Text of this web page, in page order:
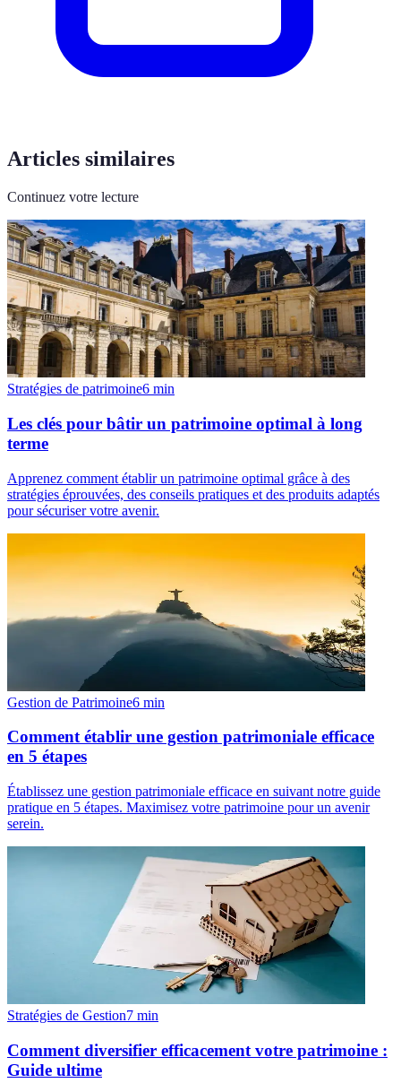
Articles similaires
Continuez votre lecture
Stratégies de patrimoine6 min
Les clés pour bâtir un patrimoine optimal à long
terme
Apprenez comment établir un patrimoine optimal grâce à des
stratégies éprouvées, des conseils pratiques et des produits adaptés
pour sécuriser votre avenir.
Gestion de Patrimoine6 min
Comment établir une gestion patrimoniale efficace
en 5 étapes
Établissez une gestion patrimoniale efficace en suivant notre guide
pratique en 5 étapes. Maximisez votre patrimoine pour un avenir
serein.
Stratégies de Gestion7 min
Comment diversifier efficacement votre patrimoine :
Guide ultime